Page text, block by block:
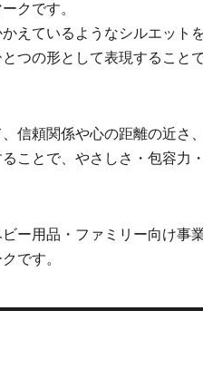
クです。
えているようなシルエット
つの形として表現すること
信頼関係や心の距離の近さ
ことで、やさしさ・包容力
ー用品・ファミリー向け事
です。